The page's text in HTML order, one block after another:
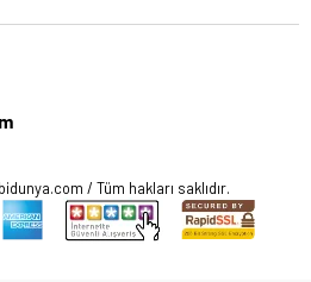
/ Tüm hakları saklıdır.